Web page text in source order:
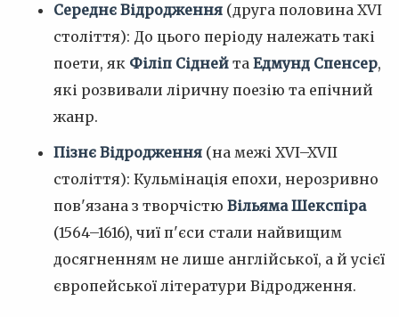
Середнє Відродження (друга половина XVI
століття): До цього періоду належать такі
поети, як Філіп Сідней та Едмунд Спенсер,
які розвивали ліричну поезію та епічний
жанр.
Пізнє Відродження (на межі XVI–XVII
століття): Кульмінація епохи, нерозривно
пов'язана з творчістю Вільяма Шекспіра
(1564–1616), чиї п'єси стали найвищим
досягненням не лише англійської, а й усієї
європейської літератури Відродження.